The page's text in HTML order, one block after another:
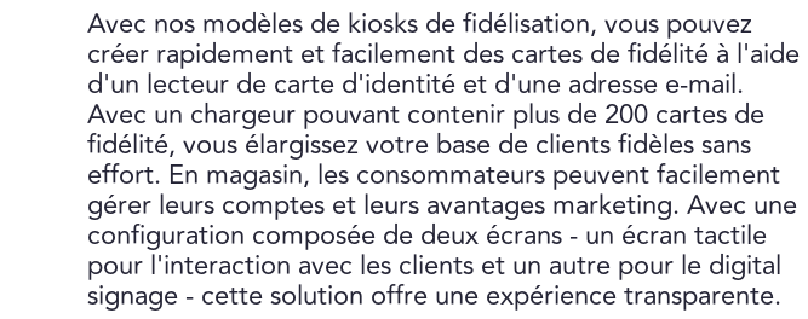
Avec nos modèles de kiosks de fidélisation, vous pouvez
créer rapidement et facilement des cartes de fidélité à l'aide
d'un lecteur de carte d'identité et d'une adresse e-mail.
Avec un chargeur pouvant contenir plus de 200 cartes de
fidélité, vous élargissez votre base de clients fidèles sans
effort. En magasin, les consommateurs peuvent facilement
gérer leurs comptes et leurs avantages marketing. Avec une
configuration composée de deux écrans - un écran tactile
pour l'interaction avec les clients et un autre pour le digital
signage - cette solution offre une expérience transparente.